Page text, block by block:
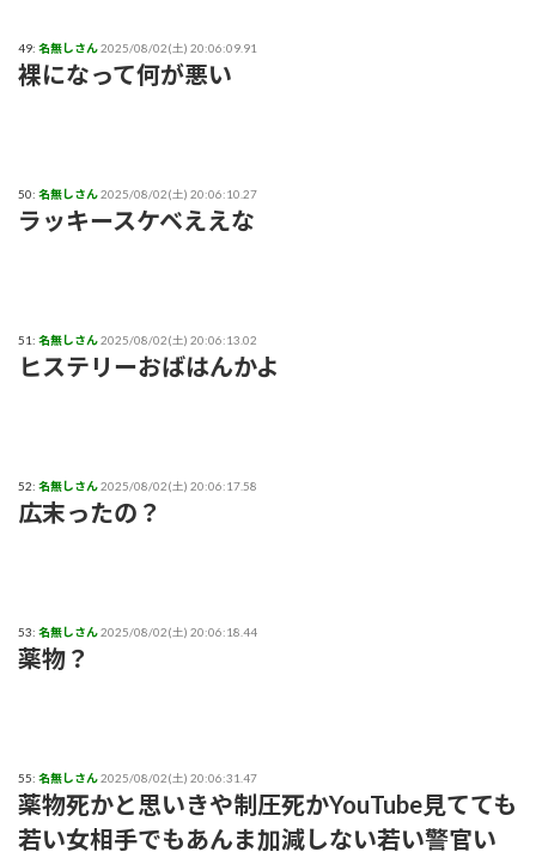
49: 名無しさん2025/08/02(土) 20:06:09.91
裸になって何が悪い
50: 名無しさん2025/08/02(土) 20:06:10.27
ラッキースケベええな
51: 名無しさん2025/08/02(土) 20:06:13.02
ヒステリーおばはんかよ
52: 名無しさん2025/08/02(土) 20:06:17.58
広末ったの？
53: 名無しさん2025/08/02(土) 20:06:18.44
薬物？
55: 名無しさん2025/08/02(土) 20:06:31.47
薬物死かと思いきや制圧死かYouTube見てても
若い女相手でもあんま加減しない若い警官い